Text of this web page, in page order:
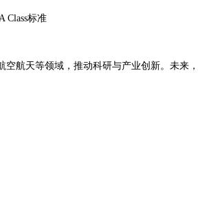
Class标准
空航天等领域，推动科研与产业创新。未来，